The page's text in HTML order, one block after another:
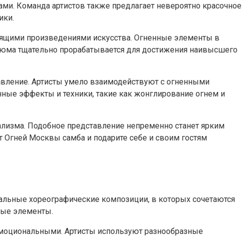
Команда артистов также предлагает невероятно красочное
произведениями искусства. Огненные элементы в
тщательно прорабатывается для достижения наивысшего
Артисты умело взаимодействуют с огненными
эффекты и техники, такие как жонглирование огнем и
Подобное представление непременно станет ярким
Огней Москвы самба и подарите себе и своим гостям
хореографические композиции, в которых сочетаются
элементы.
Артисты используют разнообразные